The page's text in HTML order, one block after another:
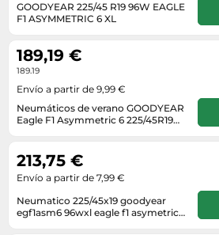
Ropa deportiva y outdoor
Zapatillas de tenis
Zapatillas deportivas
Perfumes de mujer
Perfumes unisex
Placer y anticoncepción
Productos de higiene corporal
Productos para baño y ducha
Sets de belleza
Tensiómetros
Termómetros clínicos
Media
Microondas
Monitores y pantallas ordenador
Máquinas de afeitar
Móviles
Placas de cocina
Radios
Secadoras
Playmobil
Relojes
Sneakers
Tejer y crochet
Zapatillas de atletismo
Zapatos
Zapatos de invierno
Zapatos mujer
GOODYEAR 225/45 R19 96W EAGLE
F1 ASYMMETRIC 6 XL
Neumáticos de verano GOODYEAR
Eagle F1 Asymmetric 6 225/45R19
189,19 €
189.19
Envío a partir de 9,99 €
Neumatico 225/45x19 goodyear
egf1asm6 96wxl eagle f1 asymetric-
213,75 €
Envío a partir de 7,99 €